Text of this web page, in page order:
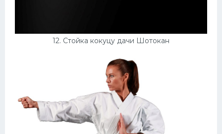
12. Стойка кокуцу дачи Шотокан